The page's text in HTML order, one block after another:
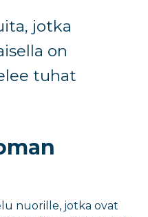
jotka
on
tuhat
nuorille, jotka ovat